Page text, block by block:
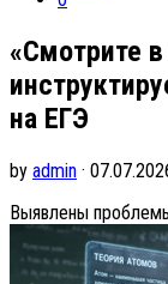
«Смотрите
на ЕГЭ
by admin ·
Выявлены